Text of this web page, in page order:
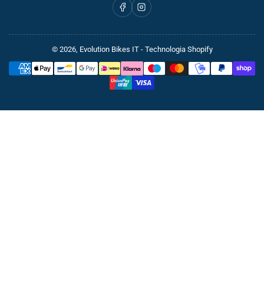
FacebookInstagram
© 2026, Evolution Bikes IT- Technologia Shopify
Metody
płatności